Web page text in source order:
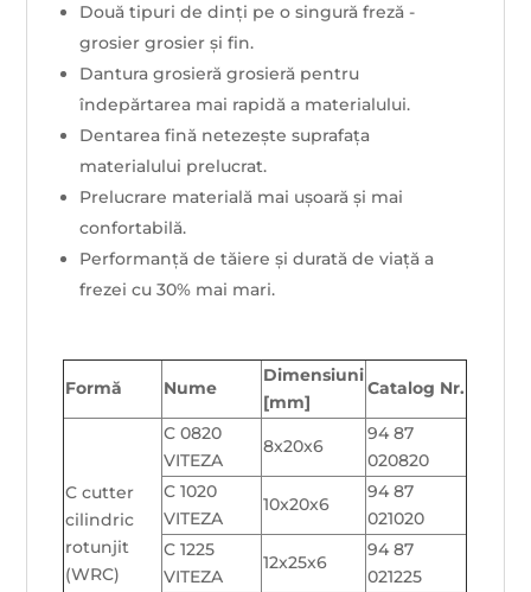
Două tipuri de dinți pe o singură freză -
grosier grosier și fin.
Dantura grosieră grosieră pentru
îndepărtarea mai rapidă a materialului.
Dentarea fină netezește suprafața
materialului prelucrat.
Prelucrare materială mai ușoară și mai
confortabilă.
Performanță de tăiere și durată de viață a
frezei cu 30% mai mari.
Formă Nume
Dimensiuni
[mm]
Catalog Nr.
C cutter
cilindric
rotunjit
(WRC)
C 0820
VITEZA
8x20x6
94 87
020820
C 1020
VITEZA
10x20x6
94 87
021020
C 1225
VITEZA
12x25x6
94 87
021225